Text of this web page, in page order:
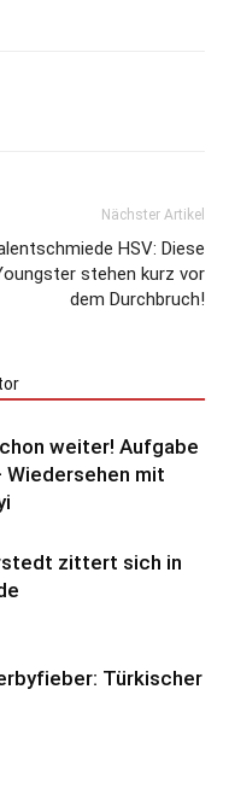
Nächster Artikel
HSV: Diese
stehen kurz vor
dem Durchbruch!
weiter! Aufgabe
Wiedersehen mit
zittert sich in
Türkischer